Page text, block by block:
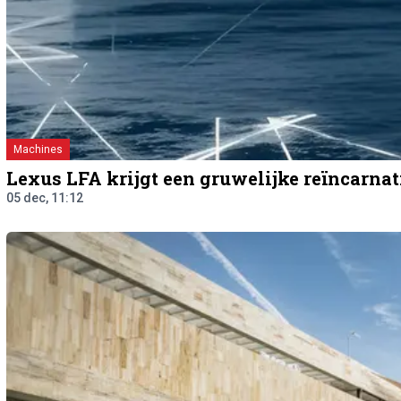
Machines
Lexus LFA krijgt een gruwelijke
05 dec, 11:12